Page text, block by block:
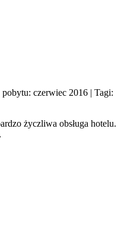
pobytu: czerwiec 2016 | Tagi:
życzliwa obsługa hotelu.